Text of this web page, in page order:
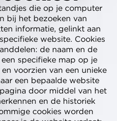
die op je computer
bij het bezoeken van
informatie, gelinkt aan
website. Cookies
de naam en de
specifieke map op je
voorzien van een unieke
een bepaalde website
door middel van het
en de historiek
cookies worden